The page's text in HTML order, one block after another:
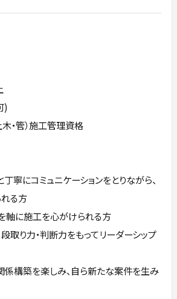
)
木・管）施工管理資格
寧にコミュニケーションをとりながら、
る方
を軸に施工を心がけられる方
取り力・判断力をもってリーダーシップ
係構築を楽しみ、自ら新たな案件を生み